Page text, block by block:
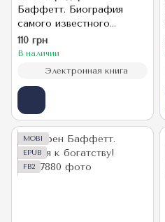
Баффетт. Биография
самого известного
инвестора в мире
110 грн
В наличии
Электронная книга
MOBI
EPUB
FB2